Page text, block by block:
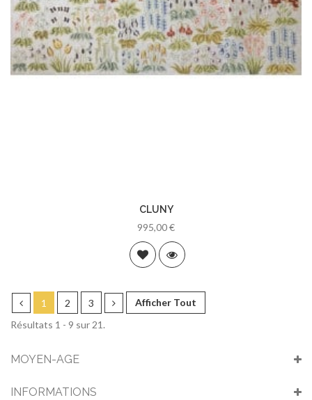
CLUNY
995,00 €
Afficher Tout
1 2
3
Résultats 1 - 9 sur 21.
MOYEN-AGE
INFORMATIONS